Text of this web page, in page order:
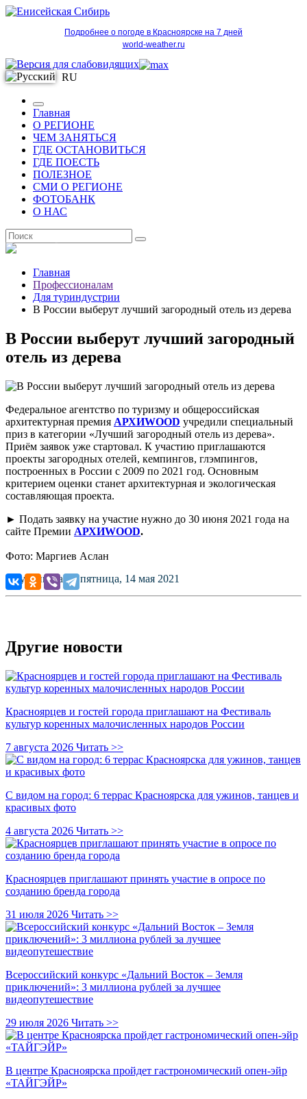
Подробнее о погоде в Красноярске на 7 дней
world-weather.ru
RU
Главная
О РЕГИОНЕ
ЧЕМ ЗАНЯТЬСЯ
ГДЕ ОСТАНОВИТЬСЯ
ГДЕ ПОЕСТЬ
ПОЛЕЗНОЕ
СМИ О РЕГИОНЕ
ФОТОБАНК
О НАС
Главная
Профессионалам
Для туриндустрии
В России выберут лучший загородный отель из дерева
В России выберут лучший загородный
отель из дерева
Федеральное агентство по туризму и общероссийская
архитектурная премия АРХИWOOD учредили специальный
приз в категории «Лучший загородный отель из дерева».
Приём заявок уже стартовал. К участию приглашаются
проекты загородных отелей, кемпингов, глэмпингов,
построенных в России с 2009 по 2021 год. Основным
критерием оценки станет архитектурная и экологическая
составляющая проекта.
► Подать заявку на участие нужно до 30 июня 2021 года на
сайте Премии АРХИWOOD.
Фото: Маргиев Аслан
Опубликовано: пятница, 14 мая 2021
Другие новости
Красноярцев и гостей города приглашают на Фестиваль
культур коренных малочисленных народов России
7 августа 2026 Читать >>
С видом на город: 6 террас Красноярска для ужинов, танцев и
красивых фото
4 августа 2026 Читать >>
Красноярцев приглашают принять участие в опросе по
созданию бренда города
31 июля 2026 Читать >>
Всероссийский конкурс «Дальний Восток – Земля
приключений»: 3 миллиона рублей за лучшее
видеопутешествие
29 июля 2026 Читать >>
В центре Красноярска пройдет гастрономический опен-эйр
«ТАЙГЭЙР»